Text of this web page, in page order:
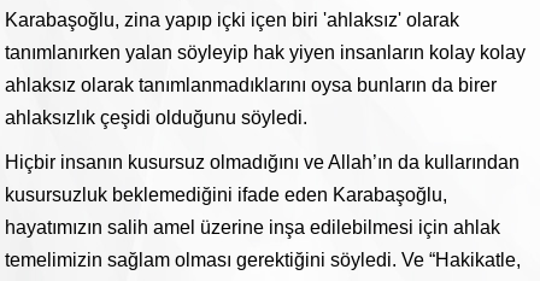
Karabaşoğlu, zina yapıp içki içen biri 'ahlaksız' olarak
tanımlanırken yalan söyleyip hak yiyen insanların kolay kolay
ahlaksız olarak tanımlanmadıklarını oysa bunların da birer
ahlaksızlık çeşidi olduğunu söyledi.
Hiçbir insanın kusursuz olmadığını ve Allah’ın da kullarından
kusursuzluk beklemediğini ifade eden Karabaşoğlu,
hayatımızın salih amel üzerine inşa edilebilmesi için ahlak
temelimizin sağlam olması gerektiğini söyledi. Ve “Hakikatle,